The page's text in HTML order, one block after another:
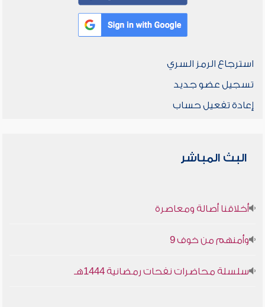
استرجاع الرمز السري
تسجيل عضو جديد
إعادة تفعيل حساب
البث المباشر
أخلاقنا أصالة ومعاصرة
وأمنهم من خوف 9
سلسلة محاضرات نفحات رمضانية 1444هـ